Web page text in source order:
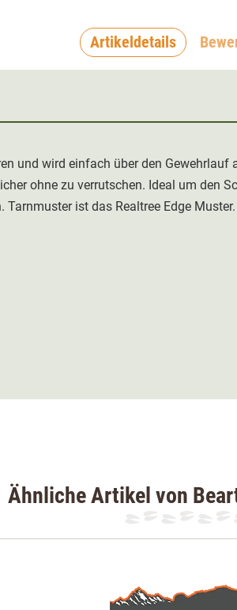
Artikeldetails
und wird einfach über den Gewehrlauf
ohne zu verrutschen. Ideal um den
ist das Realtree Edge Muster.
Ähnliche Artikel von